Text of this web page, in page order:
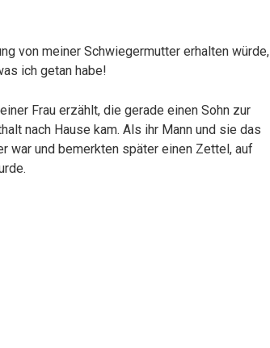
von meiner Schwiegermutter erhalten würde,
ich getan habe!
Frau erzählt, die gerade einen Sohn zur
nach Hause kam. Als ihr Mann und sie das
war und bemerkten später einen Zettel, auf